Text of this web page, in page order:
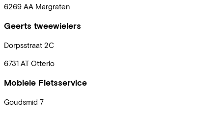
6269 AA Margraten
Geerts tweewielers
Dorpsstraat 2C
6731 AT Otterlo
Mobiele Fietsservice
Goudsmid 7